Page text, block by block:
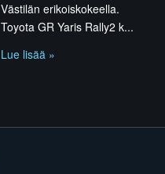
Västilän erikoiskokeella.
Toyota GR Yaris Rally2 k...
Lue lisää »